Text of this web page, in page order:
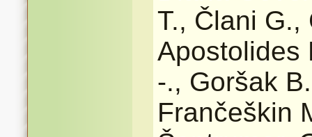
T., Člani G.,
Apostolides
-., Goršak
Frančeškin